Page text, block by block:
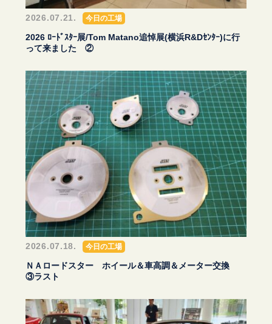
2026.07.21. 今日の工場
2026 ﾛｰﾄﾞｽﾀｰ展/Tom Matano追悼展(横浜R&Dｾﾝﾀｰ)に行
って来ました ②
2026.07.18. 今日の工場
ＮＡロードスター ホイール＆車高調＆メーター交換
③ラスト